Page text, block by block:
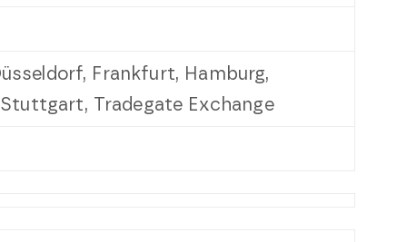
Frankfurt, Hamburg,
Tradegate Exchange